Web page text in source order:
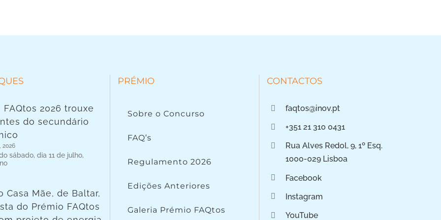
FAQtos 2026 trouxe
do secundário
2026
sábado, dia 11 de julho,
Casa Mãe, de Baltar,
do Prémio FAQtos
PRÉMIO
Sobre o Concurso
FAQ’s
Regulamento 2026
Edições Anteriores
Galeria Prémio FAQtos
CONTACTOS
faqtos@inov.pt
+351 21 310 0431
Rua Alves Redol, 9, 1º Esq.
1000-029 Lisboa
Facebook
Instagram
YouTube